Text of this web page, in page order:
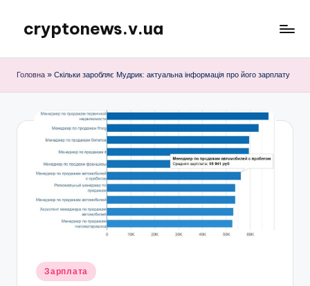
Перейти
вмісту
cryptonews.v.ua
криптовалют,
курси,
прогнози
гайди.
Головна » Скільки заробляє Мудрик: актуальна інформація про його зарплату
Опубліковано
у
Зарплата